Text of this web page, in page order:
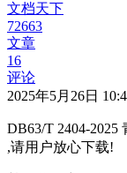
文档天下
72663
文章
16
评论
2025年5月26日
DB63/T 2404-
,请用户放心下载!